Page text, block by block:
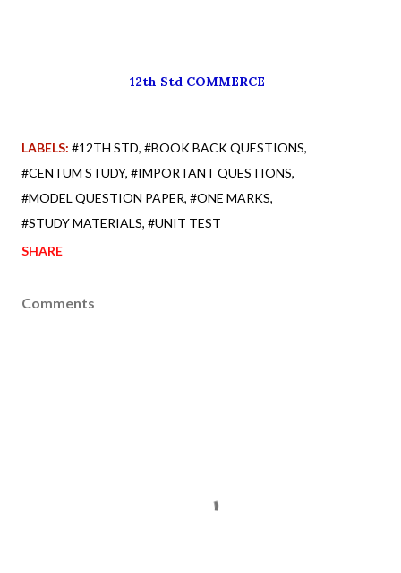
12th Std COMMERCE
LABELS: #12TH STD #BOOK BACK QUESTIONS
#CENTUM STUDY #IMPORTANT QUESTIONS
#MODEL QUESTION PAPER #ONE MARKS
#STUDY MATERIALS #UNIT TEST
SHARE
Comments